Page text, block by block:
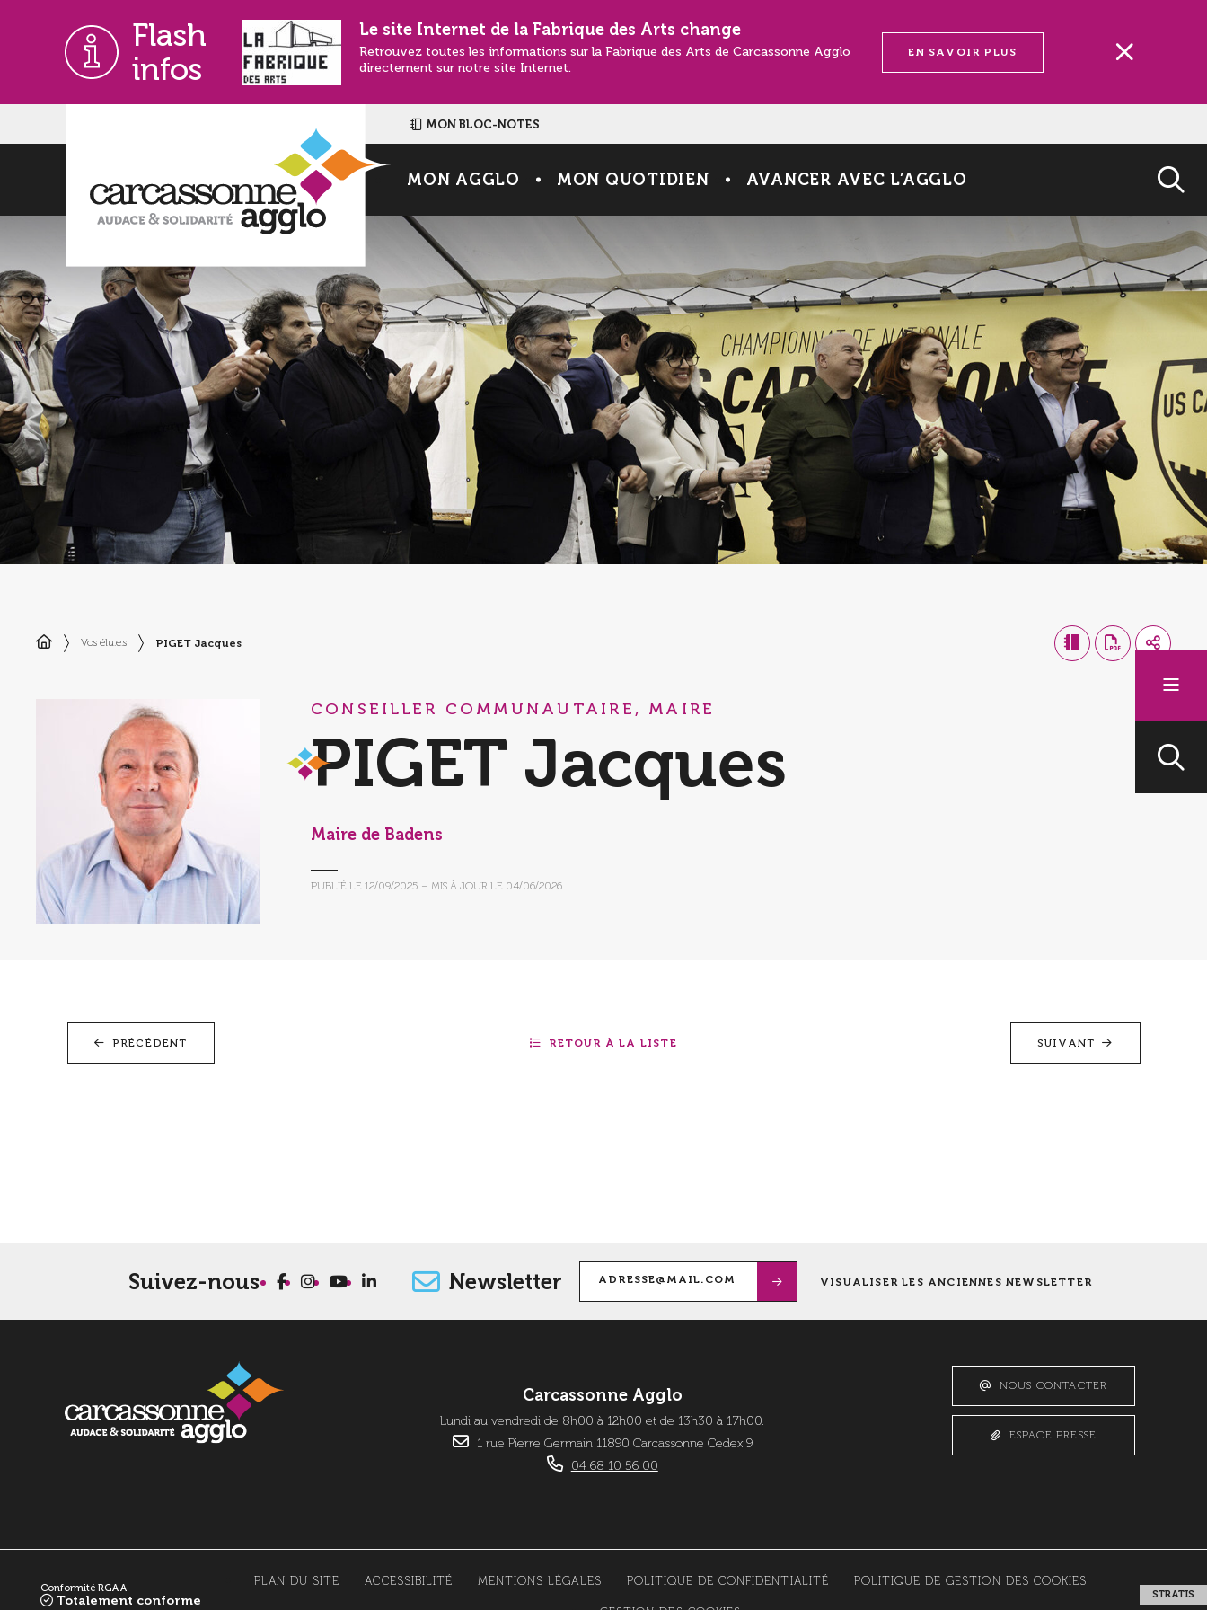
Flash
infos
Le site Internet de la Fabrique des Arts change
Retrouvez toutes les informations sur la Fabrique des Arts de Carcassonne Agglo
directement sur notre site Internet.
EN SAVOIR PLUS
MON BLOC-NOTES
MON AGGLO MON QUOTIDIEN AVANCER AVEC L’AGGLO
Vos élu.e.s PIGET Jacques
CONSEILLER COMMUNAUTAIRE, MAIRE
PIGET Jacques
Maire de Badens
PUBLIÉ LE 12/09/2025 – MIS À JOUR LE 04/06/2026
PRÉCÉDENT RETOUR À LA LISTE SUIVANT
Suivez-nous Newsletter VISUALISER LES ANCIENNES NEWSLETTER
Carcassonne Agglo
Lundi au vendredi de 8h00 à 12h00 et de 13h30 à 17h00.
1 rue Pierre Germain 11890 Carcassonne Cedex 9
04 68 10 56 00
NOUS CONTACTER
ESPACE PRESSE
Conformité RGAA
Totalement conforme
PLAN DU SITE ACCESSIBILITÉ MENTIONS LÉGALES POLITIQUE DE CONFIDENTIALITÉ POLITIQUE DE GESTION DES COOKIES
STRATIS